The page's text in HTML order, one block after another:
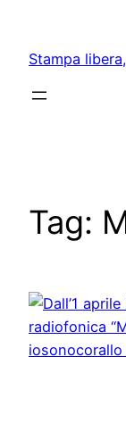
content
Stampa
Tag: